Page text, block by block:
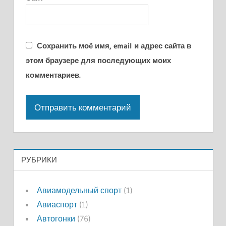
Сохранить моё имя, email и адрес сайта в
этом браузере для последующих моих
комментариев.
РУБРИКИ
Авиамодельный спорт(1)
Авиаспорт(1)
Автогонки (76)